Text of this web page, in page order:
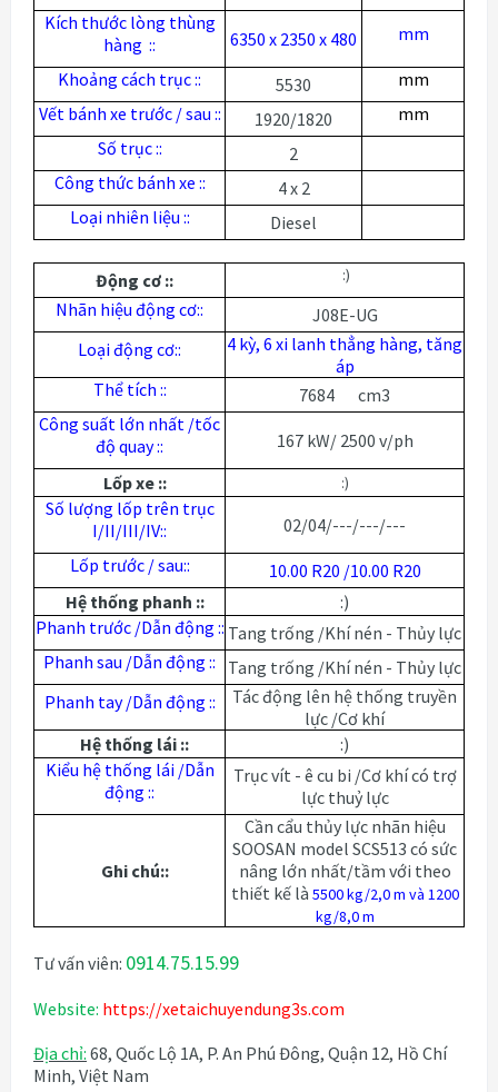
Kích thước lòng thùng
hàng :: 6350 x 2350 x 480 mm
Khoảng cách trục :: 5530
mm
Vết bánh xe trước / sau ::
1920/1820
mm
Số trục ::
2
Công thức bánh xe ::
4 x 2
Loại nhiên liệu ::
Diesel
Động cơ :: :)
Nhãn hiệu động cơ::
J08E-UG
Loại động cơ::
4 kỳ, 6 xi lanh thẳng hàng, tăng
áp
Thể tích ::
7684 cm3
Công suất lớn nhất /tốc
độ quay ::
167 kW/ 2500 v/ph
Lốp xe ::
:)
Số lượng lốp trên trục
I/II/III/IV::
02/04/---/---/---
Lốp trước / sau::
10.00 R20 /10.00 R20
Hệ thống phanh ::
:)
Phanh trước /Dẫn động :: Tang trống /Khí nén - Thủy lực
Phanh sau /Dẫn động ::
Tang trống /Khí nén - Thủy lực
Phanh tay /Dẫn động ::
Tác động lên hệ thống truyền
lực /Cơ khí
Hệ thống lái ::
:)
Kiểu hệ thống lái /Dẫn
động ::
Trục vít - ê cu bi /Cơ khí có trợ
lực thuỷ lực
Ghi chú::
Cần cẩu thủy lực nhãn hiệu
SOOSAN model SCS513 có sức
nâng lớn nhất/tầm với theo
thiết kế là 5500 kg/2,0 m và 1200
kg/8,0 m
Tư vấn viên: 0914.75.15.99
Website: https://xetaichuyendung3s.com
Địa chỉ: 68, Quốc Lộ 1A, P. An Phú Đông, Quận 12, Hồ Chí
Minh, Việt Nam